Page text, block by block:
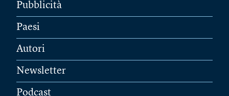
Pubblicità
Paesi
Autori
Newsletter
Podcast